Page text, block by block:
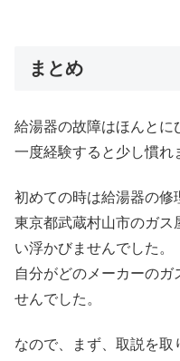
まとめ
給湯器の故障はほんとに
一度経験すると少し慣れ
初めての時は給湯器の修
東京都武蔵村山市のガス
い浮かびませんでした。
自分がどのメーカーのガ
せんでした。
なので、まず、取説を